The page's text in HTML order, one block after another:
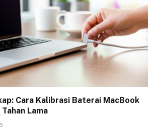
Cara Kalibrasi Baterai MacBook
Lama